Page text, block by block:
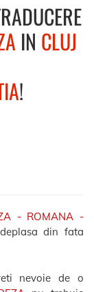
IN CLUJ
!
- ROMANA -
din fata
nevoie de o